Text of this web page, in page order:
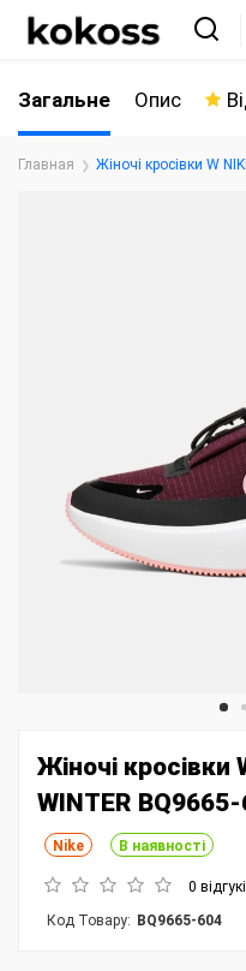
Главная Жіночі кросівки W
Загальне Опис
Жіночі кросівки
WINTER
Nike В наявності
0
Код Товару: BQ9665-604